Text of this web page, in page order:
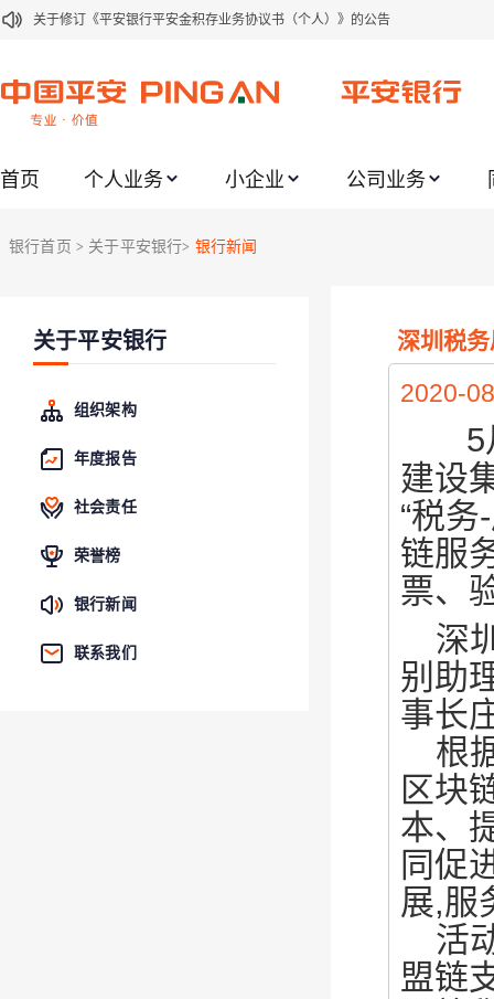
关于修订《平安银行平安金积存业务协议书（个人）》的公告
关于2021年劳动节期间代理贵金属业务风险提示的通知
关于加强代理贵金属业务风险防范的提示
关于进一步加强代理贵金属业务风险防范的提示
关于平安银行电子版信用卡更名为平安银行数字信用卡的公告
首页 个人业务 小企业 公司业务
银行首页 > 关于平安银行> 银行新闻
关于平安银行
组织架构
年度报告
社会责任
荣誉榜
银行新闻
联系我们
深圳税
2020-
5
建设
“税
链服
票、
深
别助
事长
根
区块
本、
同促
展,服
活
盟链